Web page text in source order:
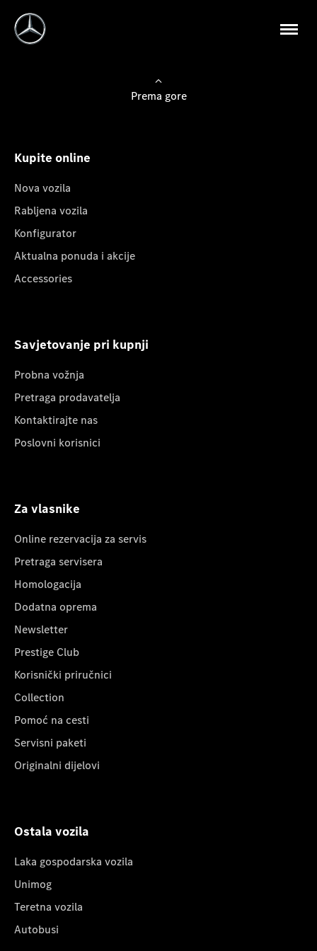
Prema gore
Kupite online
Nova vozila
Rabljena vozila
Konfigurator
Aktualna ponuda i akcije
Accessories
Savjetovanje pri kupnji
Probna vožnja
Pretraga prodavatelja
Kontaktirajte nas
Poslovni korisnici
Za vlasnike
Online rezervacija za servis
Pretraga servisera
Homologacija
Dodatna oprema
Newsletter
Prestige Club
Korisnički priručnici
Collection
Pomoć na cesti
Servisni paketi
Originalni dijelovi
Ostala vozila
Laka gospodarska vozila
Unimog
Teretna vozila
Autobusi